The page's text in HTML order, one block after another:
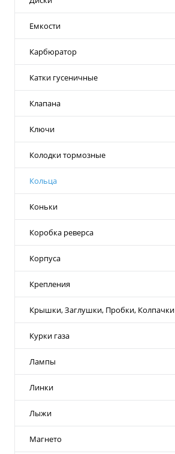
Емкости
Карбюратор
Катки гусеничные
Клапана
Ключи
Колодки тормозные
Кольца
Коньки
Коробка реверса
Корпуса
Крепления
Крышки, Заглушки, Пробки, Колпачки
Курки газа
Лампы
Линки
Лыжи
Магнето